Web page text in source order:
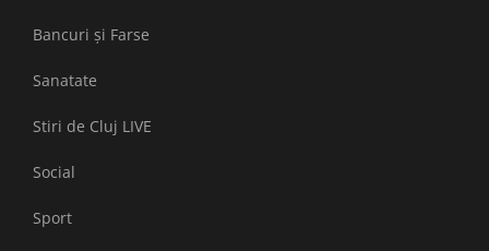
Bancuri și Farse
Sanatate
Stiri de Cluj LIVE
Social
Sport